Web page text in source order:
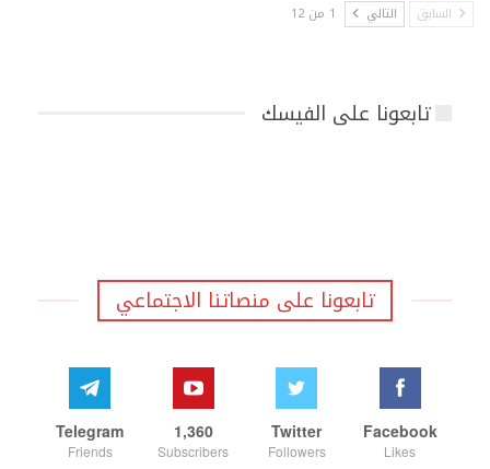
السابق التالي 1 من 12
تابعونا على الفيسك
تابعونا على منصاتنا الاجتماعي
Facebook
Likes
Twitter
Followers
1,360
Subscribers
Telegram
Friends